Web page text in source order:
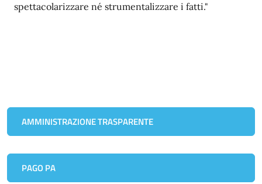
spettacolarizzare né strumentalizzare i fatti."
AMMINISTRAZIONE TRASPARENTE
PAGO PA